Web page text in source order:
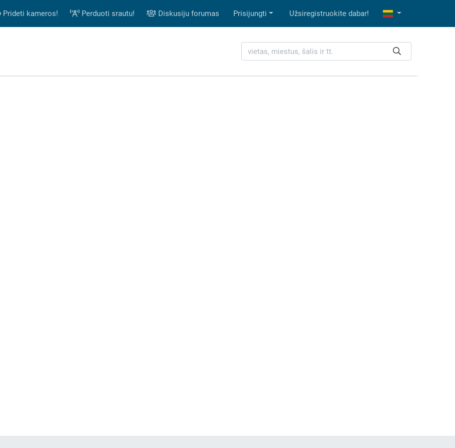
Prideti kameros! Perduoti srautu! Diskusiju forumas Prisijungti Užsiregistruokite dabar!